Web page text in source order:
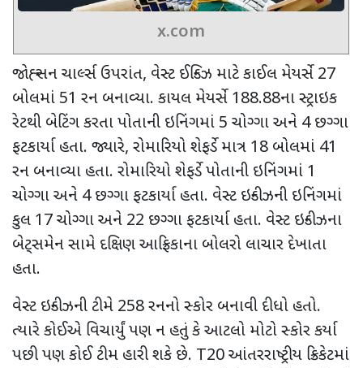
x.com
જોહ્ન્સન ચાર્લ્સ ઉપરાંત, વેસ્ટ ઈન્ડિઝ માટે કાઈલ મેયર્સે 27
બોલમાં 51 રન બનાવ્યા. કાયલ મેયર્સે 188.88ના સ્ટ્રાઇક
રેટથી બેટિંગ કરતા પોતાની ઇનિંગમાં 5 ચોગ્ગા અને 4છગ્ગા
ફટકાર્યા હતા. જ્યારે, રોમારિયો શેફર્ડે માત્ર 18 બોલમાં 41
રન બનાવ્યા હતા. રોમારિયો શેફર્ડે પોતાની ઇનિંગમાં 1
ચોગ્ગા અને 4છગ્ગા ફટકાર્યા હતા. વેસ્ટ ઇન્ડીઝની ઇનિંગમાં
કુલ 17ચોગ્ગા અને 22 છગ્ગા ફટકાર્યા હતા. વેસ્ટ ઇન્ડીઝના
બેટ્સમેન સામે દક્ષિણ આફ્રિકાના બોલરો લાચાર દેખાતા
હતા.
વેસ્ટ ઇન્ડીઝની ટીમે 258રનનો સ્કોર બનાવી દીધો હતો.
ત્યારે કોઈએ વિચાર્યું પણ ન હતું કે આટલો મોટો સ્કોર કર્યા
પછી પણ કોઈ ટીમ હારી શકે છે. T20આંતરરાષ્ટ્રીય ક્રિકેટમાં